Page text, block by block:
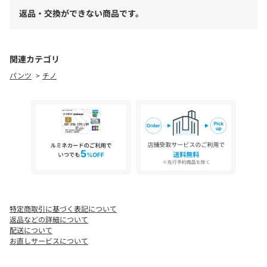
■裏地：なし
▼おすすめのスタイリングアイテム
GGZ1061407A0001ハーフスリーブジャケット
GGZ1061305A0001ペーパーヤーンメッシュニット
※画像の商品はサンプルです。
実際の商品と仕様、加工などが若干異なる場合があります。
また、生産過程上の都合により、洗濯表記や混率、サイズスペッ
ク等が多少変更になる可能性がございます。
※トップの画像は、光の具合で色味が違って見える場合がありま
す。
◆気になる商品は「お気に入り」登録を◆
返品・交換ができない商品です。
関連カテゴリ
パンツ チノ
特定商取引に基づく表記について
返品などの詳細について
配送について
お直しサービスについて